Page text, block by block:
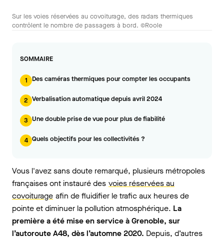
Sur les voies réservées au covoiturage, des radars thermiques
contrôlent le nombre de passagers à bord. ©Roole
SOMMAIRE
1 Des caméras thermiques pour compter les occupants
2 Verbalisation automatique depuis avril 2024
3 Une double prise de vue pour plus de fiabilité
4 Quels objectifs pour les collectivités ?
Vous l'avez sans doute remarqué, plusieurs métropoles
françaises ont instauré des voies réservées au
covoiturage afin de fluidifier le trafic aux heures de
pointe et diminuer la pollution atmosphérique. La
première a été mise en service à Grenoble, sur
l’autoroute A48, dès l’automne 2020. Depuis, d’autres